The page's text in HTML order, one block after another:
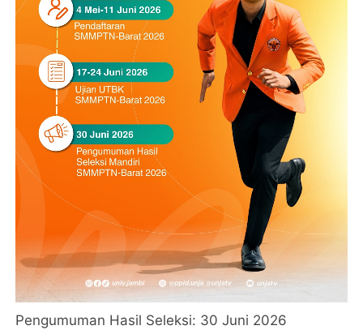
Pengumuman Hasil Seleksi: 30 Juni 2026